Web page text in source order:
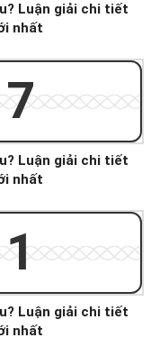
Luận giải chi tiết
nhất
Luận giải chi tiết
nhất
Luận giải chi tiết
nhất